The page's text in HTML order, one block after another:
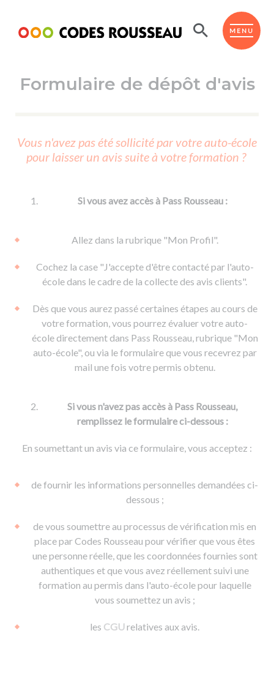
MENU
ESPACE ÉLÈVE
Code de la route
Passer l'ASSR
Réviser le code
Passer l'ETM
Permis voiture
Permis remorque
Permis & handicap
d'apprentissage
De la conduite en voiture
De la conduite à moto
Voir tous les supports
Formations pro.
Permis poids lourd
Formation FCO
Formation CACES
Devenir enseignant de la conduite
Ressources
Formulaire de dépôt d'avis
Vous n'avez pas été sollicité par votre auto-école
pour laisser un avis suite à votre formation ?
Si vous avez accès à Pass Rousseau :
Allez dans la rubrique "Mon Profil".
Cochez la case "J'accepte d'être contacté par l'auto-
école dans le cadre de la collecte des avis clients".
Dès que vous aurez passé certaines étapes au cours de
votre formation, vous pourrez évaluer votre auto-
école directement dans Pass Rousseau, rubrique "Mon
auto-école", ou via le formulaire que vous recevrez par
mail une fois votre permis obtenu.
Si vous n'avez pas accès à Pass Rousseau,
remplissez le formulaire ci-dessous :
En soumettant un avis via ce formulaire, vous acceptez :
de fournir les informations personnelles demandées ci-
dessous ;
de vous soumettre au processus de vérification mis en
place par Codes Rousseau pour vérifier que vous êtes
une personne réelle, que les coordonnées fournies sont
authentiques et que vous avez réellement suivi une
formation au permis dans l'auto-école pour laquelle
vous soumettez un avis ;
les CGUrelatives aux avis.